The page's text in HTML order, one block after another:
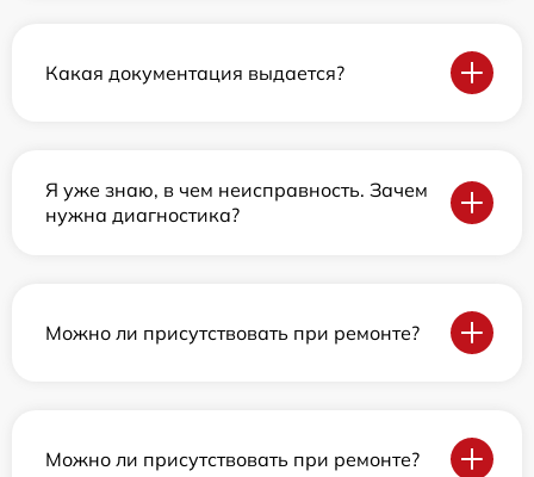
Какая документация выдается?
Я уже знаю, в чем неисправность. Зачем
нужна диагностика?
Можно ли присутствовать при ремонте?
Можно ли присутствовать при ремонте?